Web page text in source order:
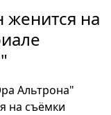
на
Альтрона"
на съёмки